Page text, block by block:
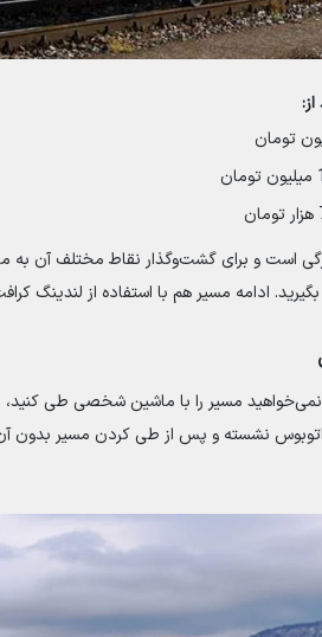
است و برای گشت‌وگذار نقاط مختلف آن به
ادامه مسیر هم با استفاده از لندینگ
نمی‌خواهید مسیر را با ماشین شخصی طی
نشسته و پس از طی کردن مسیر بدون آن